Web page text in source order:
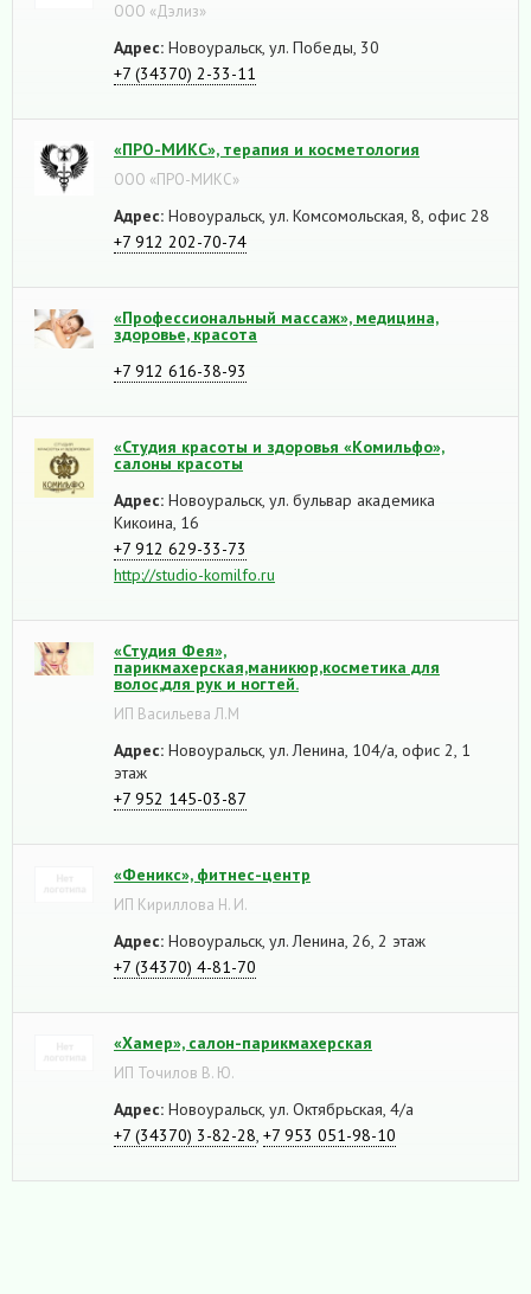
ООО «Дэлиз»
Адрес: Новоуральск, ул. Победы, 30
+7 (34370) 2-33-11
«ПРО-МИКС», терапия и косметология
ООО «ПРО-МИКС»
Адрес: Новоуральск, ул. Комсомольская, 8, офис 28
+7 912 202-70-74
«Профессиональный массаж», медицина,
здоровье, красота
+7 912 616-38-93
«Студия красоты и здоровья «Комильфо»,
салоны красоты
Адрес: Новоуральск, ул. бульвар академика
Кикоина, 16
+7 912 629-33-73
http://studio-komilfo.ru
«Студия Фея»,
парикмахерская,маникюр,косметика для
волос,для рук и ногтей.
ИП Васильева Л.М
Адрес: Новоуральск, ул. Ленина, 104/а, офис 2, 1
этаж
+7 952 145-03-87
«Феникс», фитнес-центр
ИП Кириллова Н. И.
Адрес: Новоуральск, ул. Ленина, 26, 2 этаж
+7 (34370) 4-81-70
«Хамер», салон-парикмахерская
ИП Точилов В. Ю.
Адрес: Новоуральск, ул. Октябрьская, 4/а
+7 (34370) 3-82-28, +7 953 051-98-10